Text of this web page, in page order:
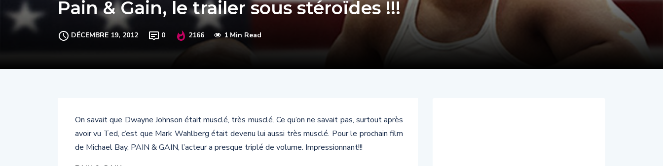
Pain & Gain, le trailer sous stéroïdes !!!
DÉCEMBRE 19, 2012 0 2166 1 Min Read
On savait que Dwayne Johnson était musclé, très musclé. Ce qu’on ne savait pas, surtout après
avoir vu Ted, c’est que Mark Wahlberg était devenu lui aussi très musclé. Pour le prochain film
de Michael Bay, PAIN & GAIN, l’acteur a presque triplé de volume. Impressionnant!!!